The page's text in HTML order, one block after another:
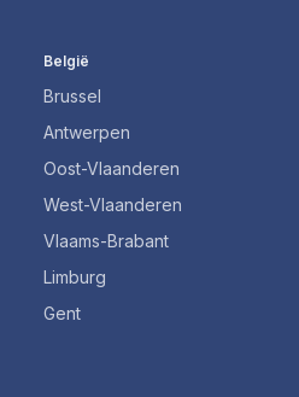
België
Brussel
Antwerpen
Oost-Vlaanderen
West-Vlaanderen
Vlaams-Brabant
Limburg
Gent